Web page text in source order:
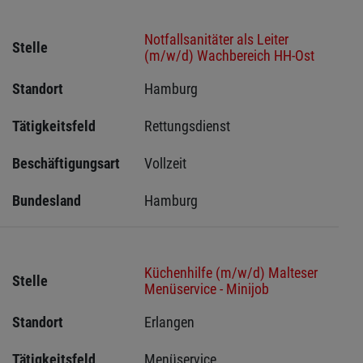
Stelle
Notfallsanitäter als Leiter
(m/w/d) Wachbereich HH-Ost
Standort
Hamburg
Tätigkeitsfeld Rettungsdienst
Beschäftigungsart Vollzeit
Bundesland Hamburg
Stelle
Küchenhilfe (m/w/d) Malteser
Menüservice - Minijob
Standort
Erlangen
Tätigkeitsfeld Menüservice